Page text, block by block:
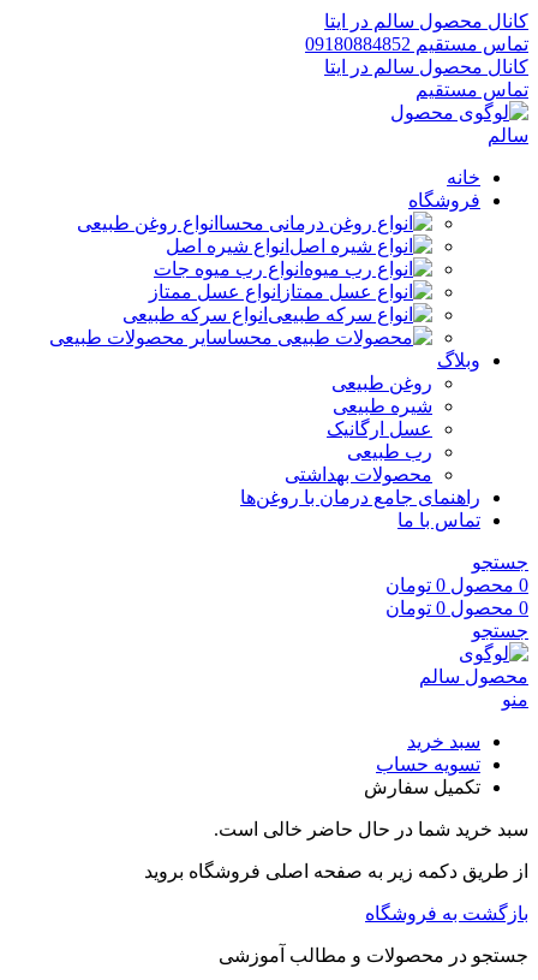
کانال محصول سالم در ایتا
تماس مستقیم 09180884852
کانال محصول سالم در ایتا
تماس مستقیم
خانه
فروشگاه
انواع روغن طبیعی
انواع شیره اصل
انواع رب میوه جات
انواع عسل ممتاز
انواع سرکه طبیعی
سایر محصولات طبیعی
وبلاگ
روغن طبیعی
شیره طبیعی
عسل ارگانیک
رب طبیعی
محصولات بهداشتی
راهنمای جامع درمان با روغن‌ها
تماس با ما
جستجو
0 محصول 0 تومان
0 محصول 0 تومان
جستجو
منو
سبد خرید
تسویه حساب
تکمیل سفارش
سبد خرید شما در حال حاضر خالی است.
از طریق دکمه زیر به صفحه اصلی فروشگاه بروید
بازگشت به فروشگاه
جستجو در محصولات و مطالب آموزشی